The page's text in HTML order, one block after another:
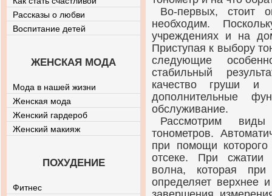
Во-первых, стоит
необходим.
учреждениях и на
Приступая к выбору
следующие
стабильный
качество груши и
дополнительные
обслуживание.
Рассмотрим виды
тонометров.
при помощи
отсеке. При сжатии
волна, которая
определяет верхнее
Рассказы о любви
Воспитание детей
ЖЕНСКАЯ МОДА
Мода в нашей жизни
Женская мода
Женский гардероб
Женский макияж
ПОХУДЕНИЕ
Фитнес